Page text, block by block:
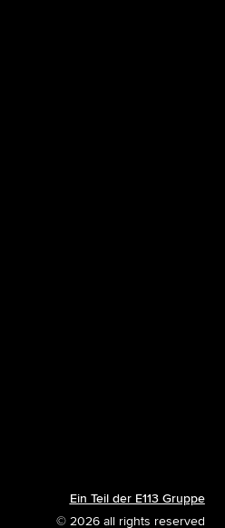
Ein Teil der E113 Gruppe
© 2026 all rights reserved